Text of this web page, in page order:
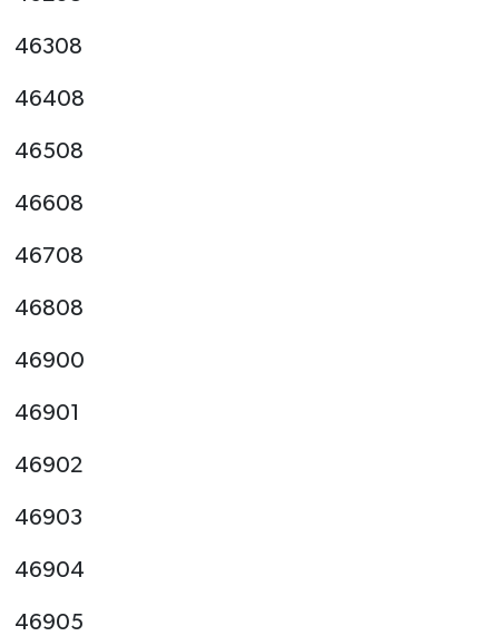
46308
46408
46508
46608
46708
46808
46900
46901
46902
46903
46904
46905